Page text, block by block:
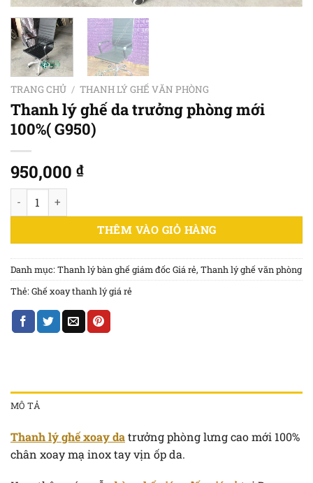
TRANG CHỦ / THANH LÝ GHẾ VĂN PHÒNG
Thanh lý ghế da trưởng phòng mới
100%( G950)
950,000 ₫
Thanh lý ghế da trưởng phòng mới 100%( G950) số lượng
THÊM VÀO GIỎ HÀNG
Danh mục:Thanh lý bàn ghế giám đốc Giá rẻ, Thanh lý ghế văn phòng
Thẻ:Ghế xoay thanh lý giá rẻ
MÔ TẢ
Thanh lý ghế xoay datrưởng phòng lưng cao mới 100%
chân xoay mạ inox tay vịn ốp da.